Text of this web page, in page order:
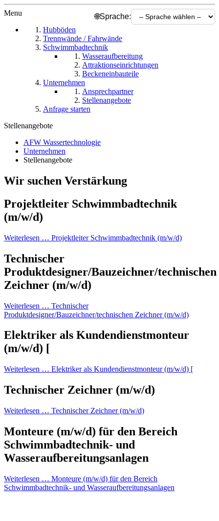
🌐Sprache:
Menu
Hubböden
Trennwände / Fahrwände
Schwimmbadtechnik
Wasseraufbereitung
Attraktionseinrichtungen
Beckeneinbauteile
Unternehmen
Ansprechpartner
Stellenangebote
Anfrage starten
Stellenangebote
AFW Wassertechnologie
Unternehmen
Stellenangebote
Wir suchen Verstärkung
Projektleiter Schwimmbadtechnik
(m/w/d)
Weiterlesen … Projektleiter Schwimmbadtechnik (m/w/d)
Technischer
Produktdesigner/Bauzeichner/technischen
Zeichner (m/w/d)
Weiterlesen … Technischer
Produktdesigner/Bauzeichner/technischen Zeichner (m/w/d)
Elektriker als Kundendienstmonteur
(m/w/d) [
Weiterlesen … Elektriker als Kundendienstmonteur (m/w/d) [
Technischer Zeichner (m/w/d)
Weiterlesen … Technischer Zeichner (m/w/d)
Monteure (m/w/d) für den Bereich
Schwimmbadtechnik- und
Wasseraufbereitungsanlagen
Weiterlesen … Monteure (m/w/d) für den Bereich
Schwimmbadtechnik- und Wasseraufbereitungsanlagen